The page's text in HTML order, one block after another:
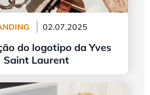
02.07.2025
do logotipo da Yves
Saint Laurent
continuar lendo
logo em 2024 — 5 tendências